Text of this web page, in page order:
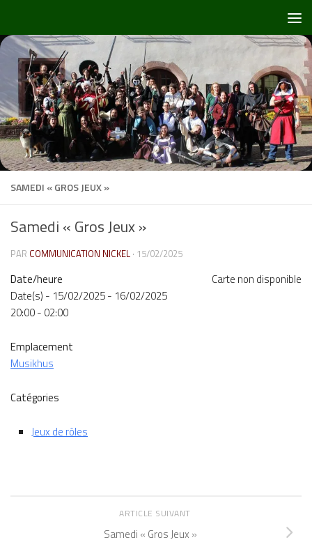
SAMEDI « GROS JEUX »
Samedi « Gros Jeux »
PAR COMMUNICATION NICKEL · 15/02/2025
Carte non disponible
Date/heure
Date(s) - 15/02/2025 - 16/02/2025
20:00 - 02:00
Emplacement
Musikhus
Catégories
Jeux de rôles
ARTICLE SUIVANT
Samedi « Gros Jeux »